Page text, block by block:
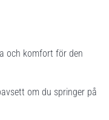
och komfort för den
om du springer på